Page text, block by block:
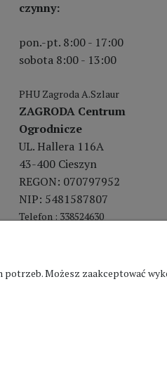
czynny:
pon.-pt. 8:00 - 17:00
sobota 8:00 - 13:00
PHU Zagroda A.Szlaur
ZAGRODA Centrum
Ogrodnicze
UL. Hallera 116A
43-400 Cieszyn
REGON: 070797952
NIP: 5481587807
Telefon : 338524630
potrzeb. Możesz zaakceptować